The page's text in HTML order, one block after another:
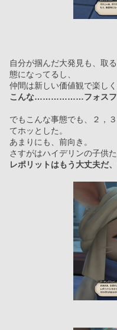
自分が掴んだ大発見も、取
態になってるし、
仲間は新しい価値観で楽
こんな………………フォスフォ
でもこんな事態でも、２，
てホッとした。
あまりにも、前向き。
さすがはハイデリンの子供た
レポリットはもう大丈夫だ